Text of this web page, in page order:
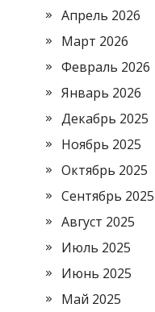
Апрель 2026
Март 2026
Февраль 2026
Январь 2026
Декабрь 2025
Ноябрь 2025
Октябрь 2025
Сентябрь 2025
Август 2025
Июль 2025
Июнь 2025
Май 2025